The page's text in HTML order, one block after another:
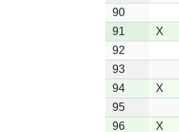
90
91
X
92
93
94
X
95
96
X